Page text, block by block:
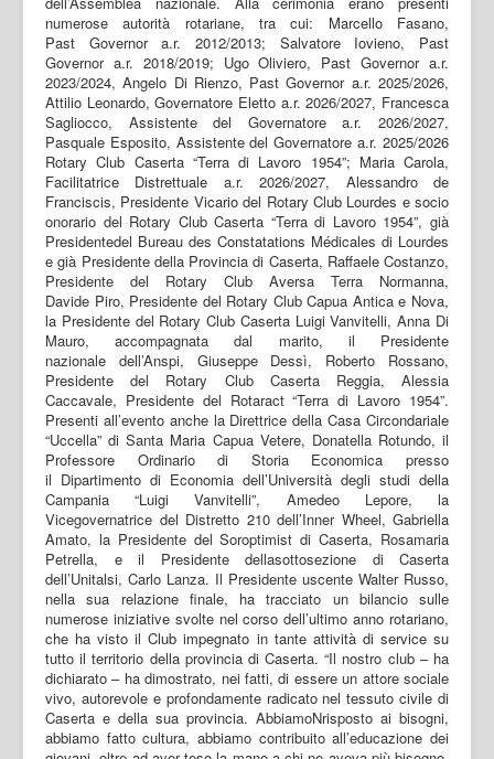
numerose autorità rotariane, tra cui: Marcello Fasano,
Past Governor a.r. 2012/2013; Salvatore Iovieno, Past
Governor a.r. 2018/2019; Ugo Oliviero, Past Governor a.r.
2023/2024, Angelo Di Rienzo, Past Governor a.r. 2025/2026,
Attilio Leonardo, Governatore Eletto a.r. 2026/2027, Francesca
Sagliocco, Assistente del Governatore a.r. 2026/2027,
Pasquale Esposito, Assistente del Governatore a.r. 2025/2026
Rotary Club Caserta “Terra di Lavoro 1954”; Maria Carola,
Facilitatrice Distrettuale a.r. 2026/2027, Alessandro de
Franciscis, Presidente Vicario del Rotary Club Lourdes e socio
onorario del Rotary Club Caserta “Terra di Lavoro 1954”, già
Presidentedel Bureau des Constatations Médicales di Lourdes
e già Presidente della Provincia di Caserta, Raffaele Costanzo,
Presidente del Rotary Club Aversa Terra Normanna,
Davide Piro, Presidente del Rotary Club Capua Antica e Nova,
la Presidente del Rotary Club Caserta Luigi Vanvitelli, Anna Di
Mauro, accompagnata dal marito, il Presidente
nazionale dell’Anspi, Giuseppe Dessì, Roberto Rossano,
Presidente del Rotary Club Caserta Reggia, Alessia
Caccavale, Presidente del Rotaract “Terra di Lavoro 1954”.
Presenti all’evento anche la Direttrice della Casa Circondariale
“Uccella” di Santa Maria Capua Vetere, Donatella Rotundo, il
Professore Ordinario di Storia Economica presso
il Dipartimento di Economia dell’Università degli studi della
Campania “Luigi Vanvitelli”, Amedeo Lepore, la
Vicegovernatrice del Distretto 210 dell’Inner Wheel, Gabriella
Amato, la Presidente del Soroptimist di Caserta, Rosamaria
Petrella, e il Presidente dellasottosezione di Caserta
dell’Unitalsi, Carlo Lanza. Il Presidente uscente Walter Russo,
nella sua relazione finale, ha tracciato un bilancio sulle
numerose iniziative svolte nel corso dell’ultimo anno rotariano,
che ha visto il Club impegnato in tante attività di service su
tutto il territorio della provincia di Caserta. “Il nostro club – ha
dichiarato – ha dimostrato, nei fatti, di essere un attore sociale
vivo, autorevole e profondamente radicato nel tessuto civile di
Caserta e della sua provincia. AbbiamoNrisposto ai bisogni,
abbiamo fatto cultura, abbiamo contribuito all’educazione dei